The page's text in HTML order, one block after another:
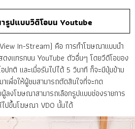
รูปแบบวิดิโอบน Youtube
In-Stream) คือ การทำโฆษณาแบบนำ
ดงแทรกบน YouTube ตัวอื่นๆ โดยวีดีโอของ
กติ และเมื่อรันไปได้ 5 วินาที ก็จะมีปุ่มข้าม
พื่อให้ผู้ชมสามารถตัดสินใจที่จะกด
งโฆษณาสามารถเลือกรูปแบบช่องรายการ
ปขึ้นโฆษณา VDO นั้นได้